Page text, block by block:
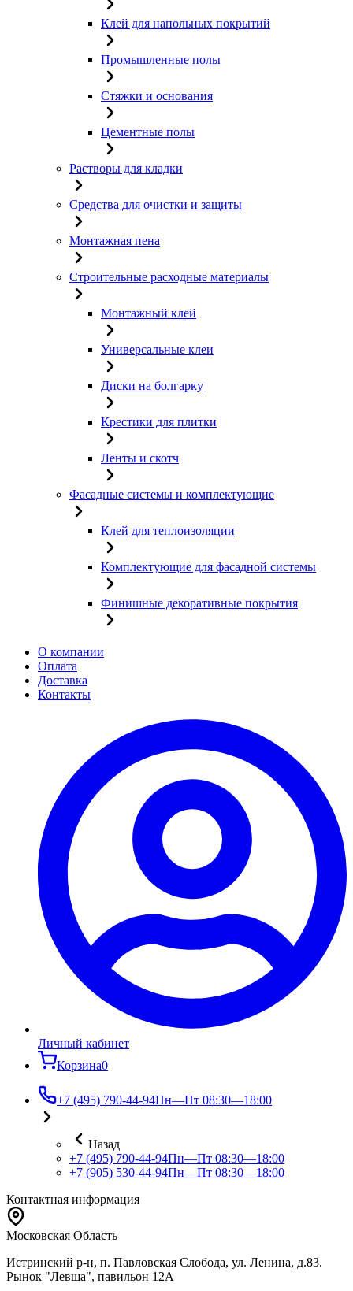
Клей для напольных покрытий
Промышленные полы
Стяжки и основания
Цементные полы
Растворы для кладки
Средства для очистки и защиты
Монтажная пена
Строительные расходные материалы
Монтажный клей
Универсальные клеи
Диски на болгарку
Крестики для плитки
Ленты и скотч
Фасадные системы и комплектующие
Клей для теплоизоляции
Комплектующие для фасадной системы
Финишные декоративные покрытия
О компании
Оплата
Доставка
Контакты
Личный кабинет
Корзина0
+7 (495) 790-44-94Пн—Пт 08:30—18:00
Назад
+7 (495) 790-44-94Пн—Пт 08:30—18:00
+7 (905) 530-44-94Пн—Пт 08:30—18:00
Контактная информация
Московская Область
Истринский р-н, п. Павловская Слобода, ул. Ленина, д.83.
Рынок "Левша", павильон 12A